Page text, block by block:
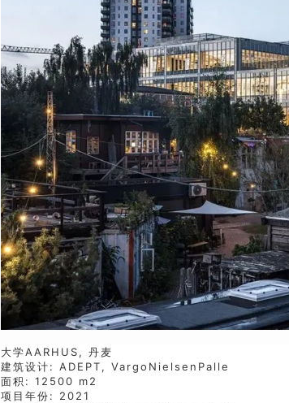
大学AARHUS, 丹麦
建筑设计: ADEPT, VargoNielsenPalle
面积: 12500 m2
项目年份: 2021